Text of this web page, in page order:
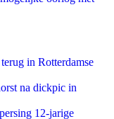
in Rotterdamse
na dickpic in
12-jarige